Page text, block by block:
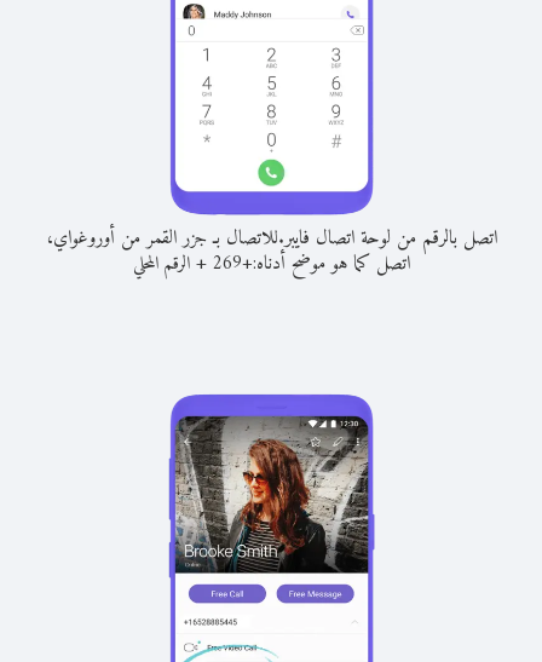
اتصل بالرقم من لوحة اتصال فايبر.للاتصال بـ جزر القمر من أوروغواي،
اتصل كما هو موضح أدناه:+
269
+الرقم المحلي